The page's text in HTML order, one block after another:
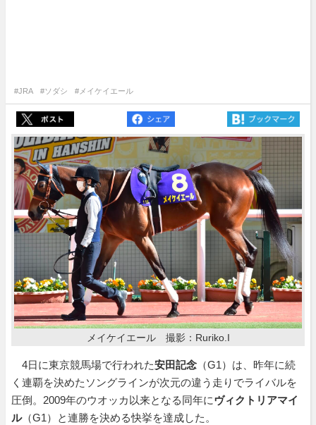
#JRA #ソダシ #メイケイエール
メイケイエール 撮影：Ruriko.I
4日に東京競馬場で行われた安田記念 （G1）は、昨年に続
く連覇を決めたソングラインが次元の違う走りでライバルを
圧倒。2009年のウオッカ以来となる同年にヴィクトリアマイ
ル（G1）と連勝を決める快挙を達成した。